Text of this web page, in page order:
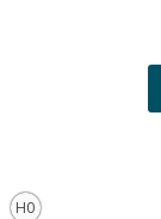
H0